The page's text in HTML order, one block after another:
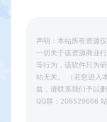
声明：本站所有资源
一切关于该资源商业
等行为，该软件只为
站无关。 （若您进入
益，请联系我们予以
QQ群：206529666